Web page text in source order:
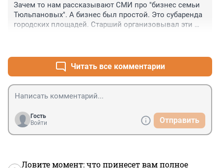
Зачем то нам рассказывают СМИ про "бизнес семьи
Тюльпановых". А бизнес был простой. Это субаренда
городских площадей. Старший организовывал эти
потом цветочки к мемориалу на Технологическом
институте жертвам теракта, потом в 16-17 в сауну,
специально организованный комплекс в соседнем
доме рядом с Трефолева, накатил там граммульку,
поскользнулся и адью. Вот такой рабочий день.
Читать все комментарии
Гость
Войти
Отправить
Ловите момент: что принесет вам полное